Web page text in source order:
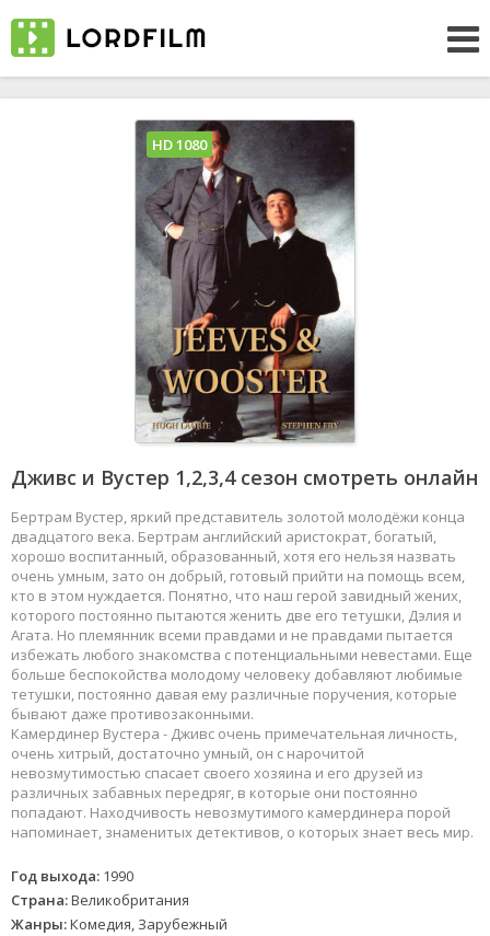
Дживс и Вустер 1,2,3,4 сезон смотреть онлайн
Бертрам Вустер, яркий представитель золотой молодёжи конца
двадцатого века. Бертрам английский аристократ, богатый,
хорошо воспитанный, образованный, хотя его нельзя назвать
очень умным, зато он добрый, готовый прийти на помощь всем,
кто в этом нуждается. Понятно, что наш герой завидный жених,
которого постоянно пытаются женить две его тетушки, Дэлия и
Агата. Но племянник всеми правдами и не правдами пытается
избежать любого знакомства с потенциальными невестами. Еще
больше беспокойства молодому человеку добавляют любимые
тетушки, постоянно давая ему различные поручения, которые
бывают даже противозаконными.
Камердинер Вустера - Дживс очень примечательная личность,
очень хитрый, достаточно умный, он с нарочитой
невозмутимостью спасает своего хозяина и его друзей из
различных забавных передряг, в которые они постоянно
попадают. Находчивость невозмутимого камердинера порой
напоминает, знаменитых детективов, о которых знает весь мир.
Год выхода: 1990
Страна:Великобритания
Жанры:Комедия, Зарубежный
HD 1080